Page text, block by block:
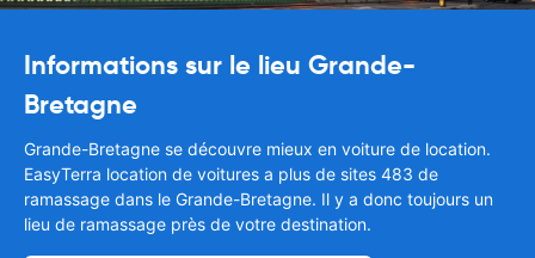
Informations sur le lieu Grande-
Bretagne
Grande-Bretagne se découvre mieux en voiture de location.
EasyTerra location de voitures a plus de sites 483 de
ramassage dans le Grande-Bretagne. Il y a donc toujours un
lieu de ramassage près de votre destination.